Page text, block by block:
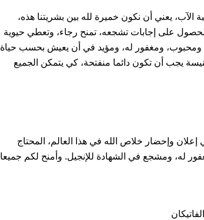
الآب، يعني أن نكون خميرة لله بين بشريتنا هذه،
على إجابات تشجعه، تمنح رجاء، وتعطي حيوية
ومحبوب، ومغفور له، ومؤيد في أن يعيش بحسب حياة
يجب أن تكون دائما منفتحة، كي يتمكن الجميع
إعلان وإحضار خلاص الله في هذا العالم، المحتاج
له، ومشجع في الشهادة للإنجيل. وأمنح لكم جميعا